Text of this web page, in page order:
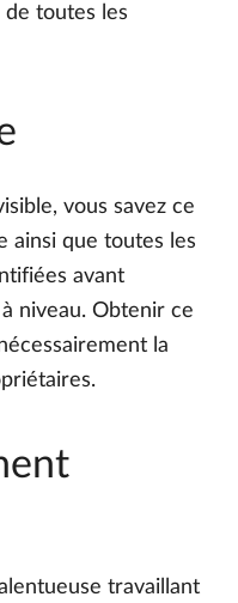
toutes les
vous savez ce
ainsi que toutes les
avant
niveau. Obtenir ce
la
travaillant